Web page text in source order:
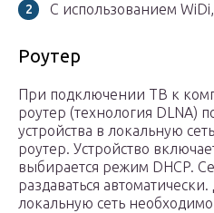
С использованием
Роутер
При подключении ТВ к
роутер (технология DLNA)
устройства в локальную
роутер. Устройство
выбирается режим DHCP.
раздаваться
локальную сеть